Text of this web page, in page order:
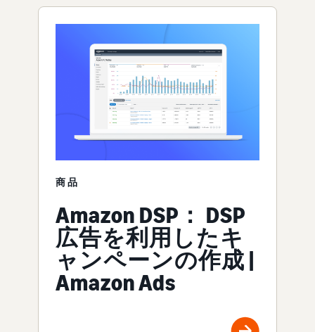
商品
Amazon DSP： DSP
広告を利用したキ
ャンペーンの作成 |
Amazon Ads